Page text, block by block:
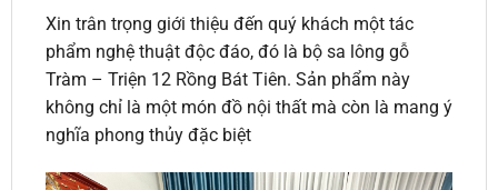
Xin trân trọng giới thiệu đến quý khách một tác
phẩm nghệ thuật độc đáo, đó là bộ sa lông gỗ
Tràm – Triện 12 Rồng Bát Tiên. Sản phẩm này
không chỉ là một món đồ nội thất mà còn là mang ý
nghĩa phong thủy đặc biệt